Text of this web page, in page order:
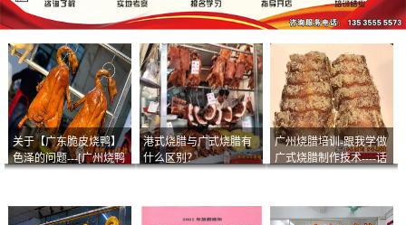
关于【广东脆皮烧鸭】
色泽的问题---[广州烧鸭
港式烧腊与广式烧腊有
什么区别？
广州烧腊培训-跟我学做
广式烧腊制作技术----话